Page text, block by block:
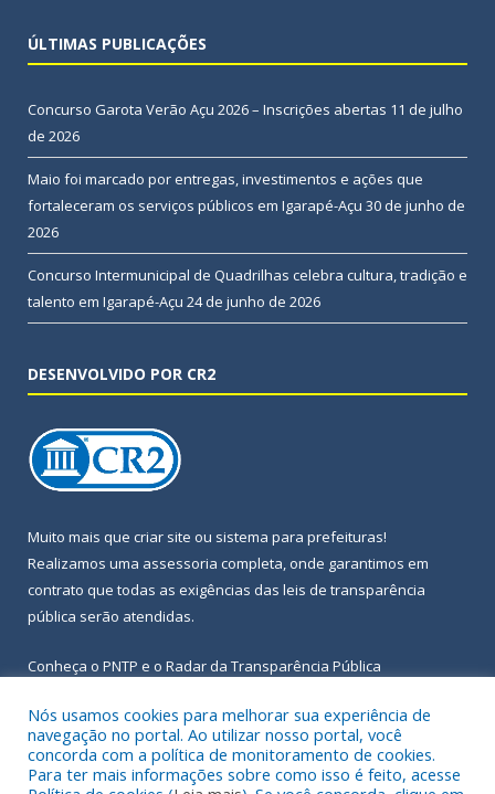
ÚLTIMAS PUBLICAÇÕES
Concurso Garota Verão Açu 2026 – Inscrições abertas 11 de julho
de 2026
Maio foi marcado por entregas, investimentos e ações que
fortaleceram os serviços públicos em Igarapé-Açu 30 de junho de
2026
Concurso Intermunicipal de Quadrilhas celebra cultura, tradição e
talento em Igarapé-Açu 24 de junho de 2026
DESENVOLVIDO POR CR2
Muito mais que criar site ou sistema para prefeituras!
Realizamos uma assessoria completa, onde garantimos em
contrato que todas as exigências das leis de transparência
pública serão atendidas.
Conheça o PNTP e o Radar da Transparência Pública
Todos os direitos reservados a Prefeitura Municipal de Igarapé-
Nós usamos cookies para melhorar sua experiência de
navegação no portal. Ao utilizar nosso portal, você
concorda com a política de monitoramento de cookies.
Para ter mais informações sobre como isso é feito, acesse